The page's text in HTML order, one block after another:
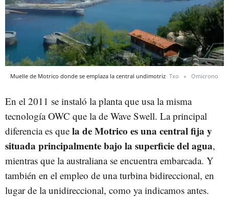
Muelle de Motrico donde se emplaza la central undimotriz Txo Omicrono
En el 2011 se instaló la planta que usa la misma
tecnología OWC que la de Wave Swell. La principal
diferencia es que la de Motrico es una central fija y
situada principalmente bajo la superficie del agua,
mientras que la australiana se encuentra embarcada. Y
también en el empleo de una turbina bidireccional, en
lugar de la unidireccional, como ya indicamos antes.